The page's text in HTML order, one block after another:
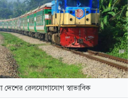
দেশের রেলযোগাযোগ স্বাভাবিক